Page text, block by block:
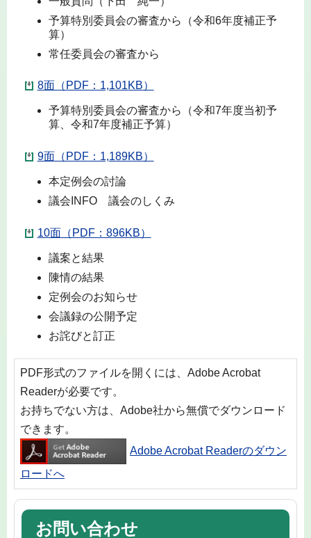
予算特別委員会の審査から（令和6年度補正予
算）
常任委員会の審査から
8面（PDF：1,101KB）
予算特別委員会の審査から（令和7年度当初予
算、令和7年度補正予算）
9面（PDF：1,189KB）
本定例会の討論
議会INFO 議会のしくみ
10面（PDF：896KB）
議案と結果
陳情の結果
定例会のお知らせ
会議録の公開予定
お詫びと訂正
PDF形式のファイルを開くには、Adobe Acrobat
Readerが必要です。
お持ちでない方は、Adobe社から無償でダウンロード
できます。
Adobe Acrobat Readerのダウン
ロードへ
お問い合わせ